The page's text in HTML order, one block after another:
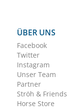
ÜBER UNS
Facebook
Twitter
Instagram
Unser Team
Partner
Ströh & Friends
Horse Store